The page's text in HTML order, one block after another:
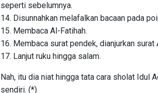
seperti sebelumnya.
14. Disunnahkan melafalkan bacaan pada
15. Membaca Al-Fatihah.
16. Membaca surat pendek, dianjurkan surat
17. Lanjut ruku hingga salam.
Nah, itu dia niat hingga tata cara sholat Idul
sendiri. (*)